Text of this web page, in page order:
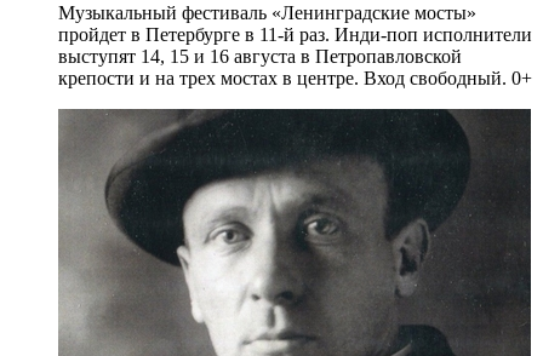
Музыкальный фестиваль «Ленинградские мосты»
пройдет в Петербурге в 11-й раз. Инди-поп исполнители
выступят 14, 15 и 16 августа в Петропавловской
крепости и на трех мостах в центре. Вход свободный. 0+